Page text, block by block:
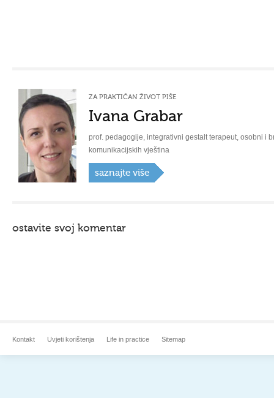
ZA PRAKTIČAN ŽIVOT PIŠE
Ivana Grabar
prof. pedagogije, integrativni gestalt terapeut, osobni i
komunikacijskih vještina
saznajte više
ostavite svoj komentar
Kontakt Uvjeti korištenja Life in practice Sitemap